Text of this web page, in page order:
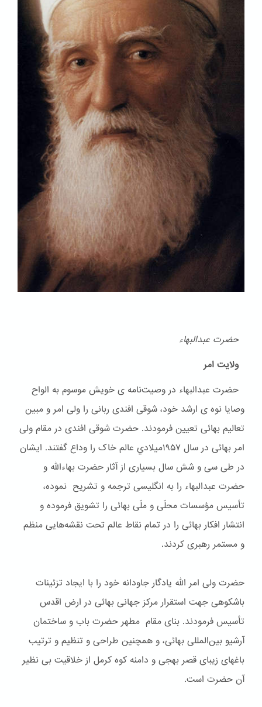
حضرت عبدالبهاء
ولایت امر
حضرت عبدالبهاء در وصیت‌نامه ی خویش موسوم به الواح
وصایا نوه ی ارشد خود، شوقی افندی ربانی را ولی امر و مبین
تعالیم بهائی تعیین فرمودند. حضرت شوقی افندی در مقام ولی
امر بهائی در سال ۱۹۵۷ميلادي عالم خاک را وداع گفتند. ایشان
در طی سی و شش سال بسیاری از آثار حضرت بهاءالله و
حضرت عبدالبهاء را به انگلیسی ترجمه و تشریح نموده،
تأسیس مؤسسات محلّی و ملّی بهائی را تشویق فرموده و
انتشار افکار بهائی را در تمام نقاط عالم تحت نقشه‌هایی منظم
و مستمر رهبری کردند.
حضرت ولی امر الله یادگار جاودانه خود را با ایجاد تزئینات
باشكوهی جهت استقرار مرکز جهانی بهائی در ارض اقدس
تأسیس فرمودند. بنای مقام مطهر حضرت باب و ساختمان
آرشیو بین‌المللی بهائی، و همچنین طراحی و تنظیم و ترتیب
باغهای زیبای قصر بهجی و دامنه کوه کرمل از خلاقیت بی نظیر
آن حضرت است.